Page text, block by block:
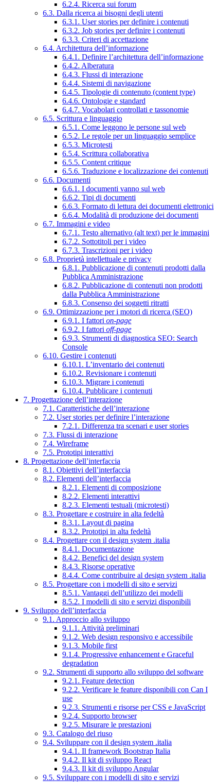
6.2.4. Ricerca sui forum
6.3. Dalla ricerca ai bisogni degli utenti
6.3.1. User stories per definire i contenuti
6.3.2. Job stories per definire i contenuti
6.3.3. Criteri di accettazione
6.4. Architettura dell’informazione
6.4.1. Definire l’architettura dell’informazione
6.4.2. Alberatura
6.4.3. Flussi di interazione
6.4.4. Sistemi di navigazione
6.4.5. Tipologie di contenuto (content type)
6.4.6. Ontologie e standard
6.4.7. Vocabolari controllati e tassonomie
6.5. Scrittura e linguaggio
6.5.1. Come leggono le persone sul web
6.5.2. Le regole per un linguaggio semplice
6.5.3. Microtesti
6.5.4. Scrittura collaborativa
6.5.5. Content critique
6.5.6. Traduzione e localizzazione dei contenuti
6.6. Documenti
6.6.1. I documenti vanno sul web
6.6.2. Tipi di documenti
6.6.3. Formato di lettura dei documenti elettronici
6.6.4. Modalità di produzione dei documenti
6.7. Immagini e video
6.7.1. Testo alternativo (alt text) per le immagini
6.7.2. Sottotitoli per i video
6.7.3. Trascrizioni per i video
6.8. Proprietà intellettuale e privacy
6.8.1. Pubblicazione di contenuti prodotti dalla
Pubblica Amministrazione
6.8.2. Pubblicazione di contenuti non prodotti
dalla Pubblica Amministrazione
6.8.3. Consenso dei soggetti ritratti
6.9. Ottimizzazione per i motori di ricerca (SEO)
6.9.1. I fattori on-page
6.9.2. I fattori off-page
6.9.3. Strumenti di diagnostica SEO: Search
Console
6.10. Gestire i contenuti
6.10.1. L’inventario dei contenuti
6.10.2. Revisionare i contenuti
6.10.3. Migrare i contenuti
6.10.4. Pubblicare i contenuti
7. Progettazione dell’interazione
7.1. Caratteristiche dell’interazione
7.2. User stories per definire l’interazione
7.2.1. Differenza tra scenari e user stories
7.3. Flussi di interazione
7.4. Wireframe
7.5. Prototipi interattivi
8. Progettazione dell’interfaccia
8.1. Obiettivi dell’interfaccia
8.2. Elementi dell’interfaccia
8.2.1. Elementi di composizione
8.2.2. Elementi interattivi
8.2.3. Elementi testuali (microtesti)
8.3. Progettare e costruire in alta fedeltà
8.3.1. Layout di pagina
8.3.2. Prototipi in alta fedeltà
8.4. Progettare con il design system .italia
8.4.1. Documentazione
8.4.2. Benefici del design system
8.4.3. Risorse operative
8.4.4. Come contribuire al design system .italia
8.5. Progettare con i modelli di sito e servizi
8.5.1. Vantaggi dell’utilizzo dei modelli
8.5.2. I modelli di sito e servizi disponibili
9. Sviluppo dell’interfaccia
9.1. Approccio allo sviluppo
9.1.1. Attività preliminari
9.1.2. Web design responsivo e accessibile
9.1.3. Mobile first
9.1.4. Progressive enhancement e Graceful
degradation
9.2. Strumenti di supporto allo sviluppo del software
9.2.1. Feature detection
9.2.2. Verificare le feature disponibili con Can I
use
9.2.3. Strumenti e risorse per CSS e JavaScript
9.2.4. Supporto browser
9.2.5. Misurare le prestazioni
9.3. Catalogo del riuso
9.4. Sviluppare con il design system .italia
9.4.1. Il framework Bootstrap Italia
9.4.2. Il kit di sviluppo React
9.4.3. Il kit di sviluppo Angular
9.5. Sviluppare con i modelli di sito e servizi